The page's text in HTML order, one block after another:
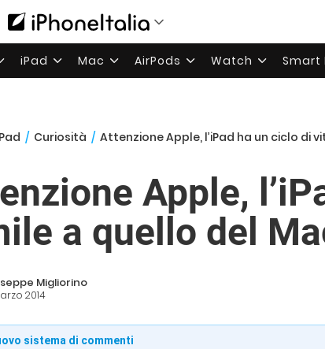
iPad Mac AirPods Watch Smart
/ Curiosità / Attenzione Apple, l’iPad ha un ciclo di
Apple,
a quello del
Migliorino
2014
sistema di commenti